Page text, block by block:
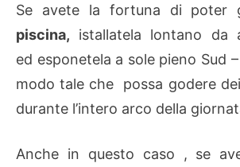
Se avete la fortuna di poter
piscina, istallatela lontano da
ed esponetela a sole pieno Sud
modo tale che possa godere
durante l’intero arco della
Anche in questo caso , se